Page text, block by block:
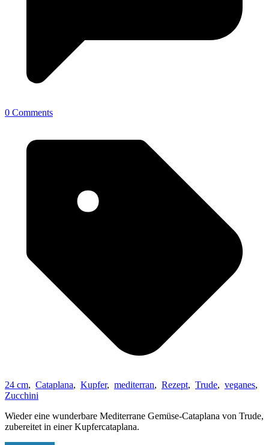
0 Comments
24 cm, Cataplana, Kupfer, mediterran, Rezept, Trude, veganes,
Zucchini
Wieder eine wunderbare Mediterrane Gemüse-Cataplana von Trude,
zubereitet in einer Kupfercataplana.